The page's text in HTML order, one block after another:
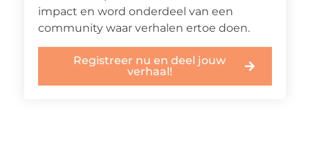
impact en word onderdeel van een
community waar verhalen ertoe doen.
Registreer nu en deel jouw
verhaal!